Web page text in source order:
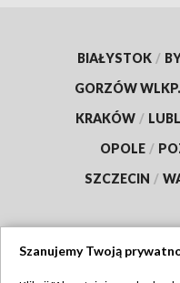
BIAŁYSTOK /
GORZÓW WLKP.
KRAKÓW /
OPOLE /
SZCZECIN /
Szanujemy Twoją